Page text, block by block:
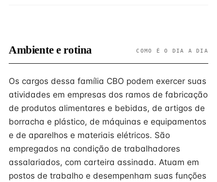
Ambiente e rotina COMO É O DIA A DIA
Os cargos dessa família CBO podem exercer suas
atividades em empresas dos ramos de fabricação
de produtos alimentares e bebidas, de artigos de
borracha e plástico, de máquinas e equipamentos
e de aparelhos e materiais elétricos. São
empregados na condição de trabalhadores
assalariados, com carteira assinada. Atuam em
postos de trabalho e desempenham suas funções